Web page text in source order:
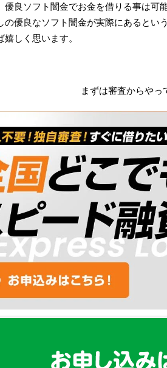
優良ソフト闇金でお金を借りる事は可能
の優良なソフト闇金が実際にあるとい
しく思います。
まずは審査からやっ